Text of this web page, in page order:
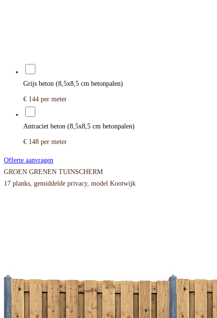
Grijs beton (8,5x8,5 cm betonpalen)
€ 144 per meter
Antraciet beton (8,5x8,5 cm betonpalen)
€ 148 per meter
Offerte aanvragen
GROEN GRENEN TUINSCHERM
17 planks, gemiddelde privacy, model Kootwijk